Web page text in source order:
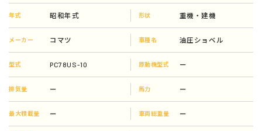
年式 昭和年式 形状 重機・建機
メーカー コマツ 車種名 油圧ショベル
型式 PC78US-10 原動機型式 ー
排気量 ー 馬力 ー
最大積載量 ー 車両総重量 ー